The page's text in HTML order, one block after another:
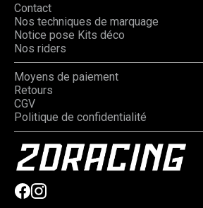
Contact
Nos techniques de marquage
Notice pose Kits déco
Nos riders
Moyens de paiement
Retours
CGV
Politique de confidentialité